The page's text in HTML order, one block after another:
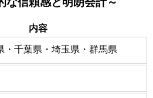
内容
・千葉県・埼玉県・群馬県